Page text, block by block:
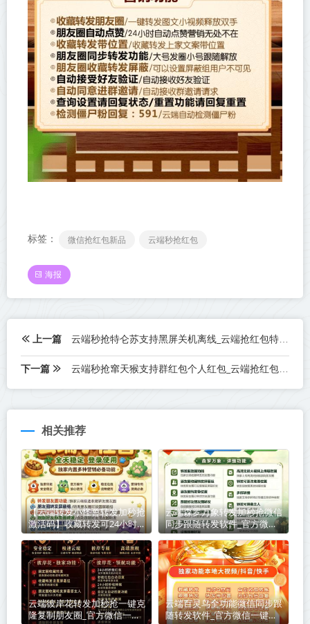
标签： 微信抢红包新品 云端秒抢红包
海报
上一篇 云端秒抢特仑苏支持黑屏关机离线_云端抢红包特仑苏官网
下一篇 云端秒抢窜天猴支持群红包个人红包_云端抢红包窜天猴官网
相关推荐
【云端转发小怪兽转发加秒抢
激活码】收藏转发可24小时
自动收款《云端转发小怪兽转
发加秒抢转发语音》
云端森罗万象转发加秒抢微信
同步跟随转发软件_官方微信
一键转发
云端彼岸花转发加秒抢一键克
隆复制朋友圈_官方微信一键
云端百灵鸟全功能微信同步跟
随转发软件_官方微信一键转